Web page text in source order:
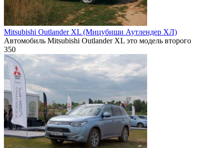
Mitsubishi Outlander XL (Мицубиши Аутлендер ХЛ)
Автомобиль Mitsubishi Outlander XL это модель второго
350